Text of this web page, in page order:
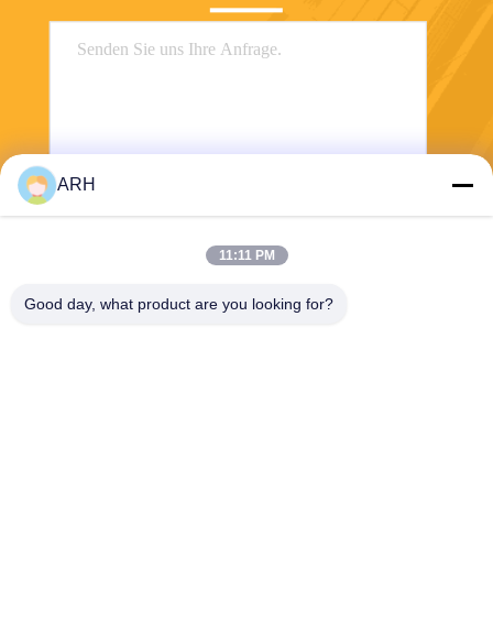
ARH
11:11 PM
Good day, what product are you looking for?